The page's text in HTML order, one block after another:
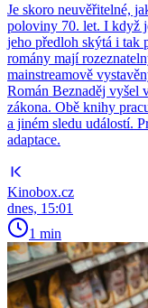
Je skoro neuvěřitelné,
poloviny 70. let. I když
jeho předloh skýtá i tak
romány mají
mainstreamově
Román Beznaděj vyšel
zákona. Obě knihy
a jiném sledu událostí.
adaptace.
Kinobox.cz
dnes, 15:01
1 min